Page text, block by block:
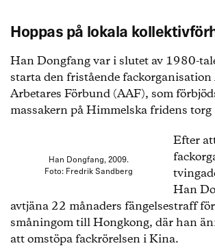
Hoppas på lokala
Han Dongfang var i slutet av 1980-
starta den fristående
Arbetares Förbund (AAF), som
massakern på Himmelska fridens
Han Dongfang, 2009.
Foto: Fredrik Sandberg
Efter
Han
avtjäna 22 månaders fängelsestraff
småningom till Hongkong, där han
att omstöpa fackrörelsen i Kina.